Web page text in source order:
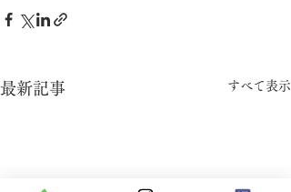
最新記事 すべて表示